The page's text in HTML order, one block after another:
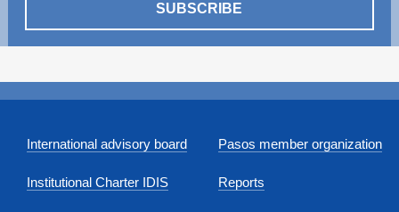
SUBSCRIBE
International advisory board
Institutional Charter IDIS
Pasos member organization
Reports